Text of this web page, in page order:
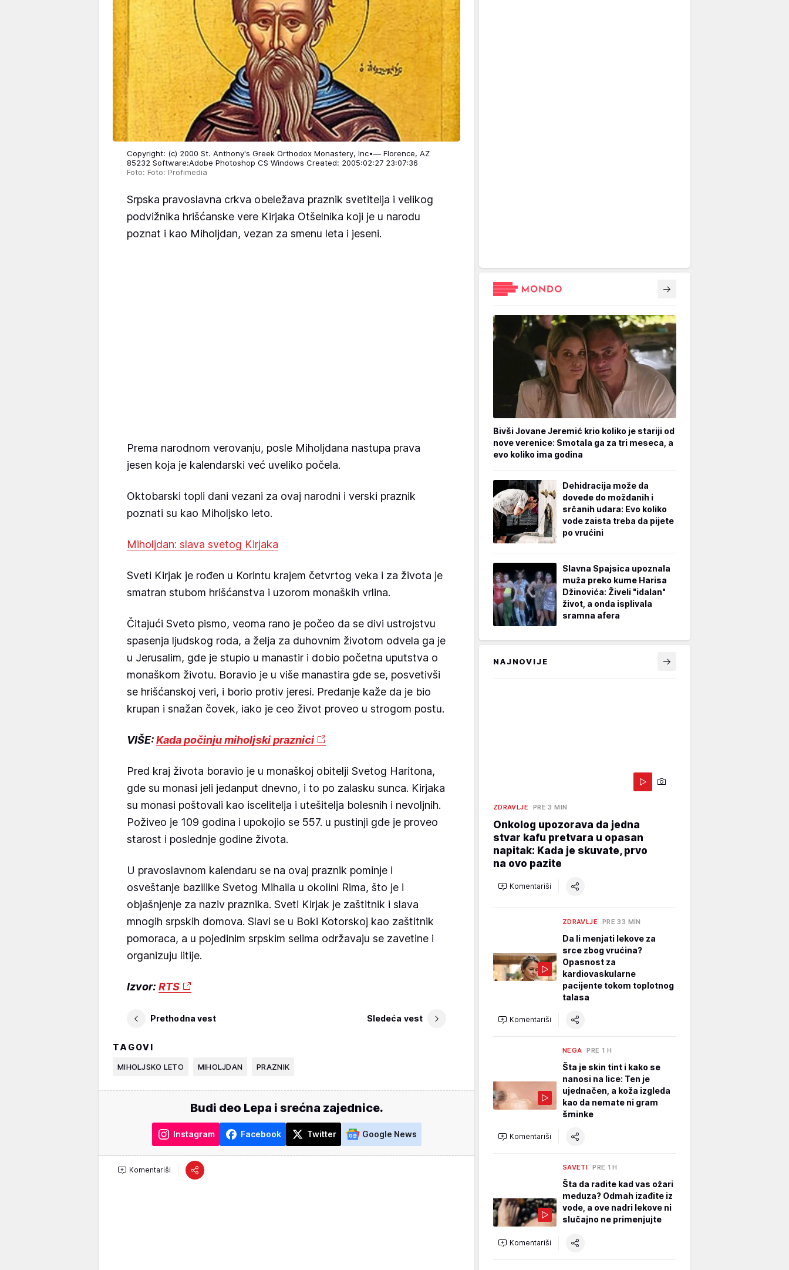
Copyright: (c) 2000 St. Anthony's Greek Orthodox Monastery, Inc•— Florence, AZ
85232 Software:Adobe Photoshop CS Windows Created: 2005:02:27 23:07:36
Foto: Foto: Profimedia
Srpska pravoslavna crkva obeležava praznik svetitelja i velikog
podvižnika hrišćanske vere Kirjaka Otšelnika koji je u narodu
poznat i kao Miholjdan, vezan za smenu leta i jeseni.
Prema narodnom verovanju, posle Miholjdana nastupa prava
jesen koja je kalendarski već uveliko počela.
Oktobarski topli dani vezani za ovaj narodni i verski praznik
poznati su kao Miholjsko leto.
Miholjdan: slava svetog Kirjaka
Sveti Kirjak je rođen u Korintu krajem četvrtog veka i za života je
smatran stubom hrišćanstva i uzorom monaških vrlina.
Čitajući Sveto pismo, veoma rano je počeo da se divi ustrojstvu
spasenja ljudskog roda, a želja za duhovnim životom odvela ga je
u Jerusalim, gde je stupio u manastir i dobio početna uputstva o
monaškom životu. Boravio je u više manastira gde se, posvetivši
se hrišćanskoj veri, i borio protiv jeresi. Predanje kaže da je bio
krupan i snažan čovek, iako je ceo život proveo u strogom postu.
VIŠE:Kada počinju miholjski praznici
Pred kraj života boravio je u monaškoj obitelji Svetog Haritona,
gde su monasi jeli jedanput dnevno, i to po zalasku sunca. Kirjaka
su monasi poštovali kao iscelitelja i utešitelja bolesnih i nevoljnih.
Poživeo je 109 godina i upokojio se 557. u pustinji gde je proveo
starost i poslednje godine života.
U pravoslavnom kalendaru se na ovaj praznik pominje i
osveštanje bazilike Svetog Mihaila u okolini Rima, što je i
objašnjenje za naziv praznika. Sveti Kirjak je zaštitnik i slava
mnogih srpskih domova. Slavi se u Boki Kotorskoj kao zaštitnik
pomoraca, a u pojedinim srpskim selima održavaju se zavetine i
organizuju litije.
Izvor: RTS
Prethodna vest Sledeća vest
TAGOVI
MIHOLJSKO LETO MIHOLJDAN PRAZNIK
Budi deo Lepa i srećna zajednice.
Instagram Facebook Twitter Google News
Komentariši
Bivši Jovane Jeremić krio koliko je stariji od
nove verenice: Smotala ga za tri meseca, a
evo koliko ima godina
Dehidracija može da
dovede do moždanih i
srčanih udara: Evo koliko
vode zaista treba da pijete
po vrućini
Slavna Spajsica upoznala
muža preko kume Harisa
Džinovića: Živeli "idalan"
život, a onda isplivala
sramna afera
NAJNOVIJE
ZDRAVLJE PRE 3 MIN
Onkolog upozorava da jedna
stvar kafu pretvara u opasan
napitak: Kada je skuvate, prvo
na ovo pazite
Komentariši
ZDRAVLJE PRE 33 MIN
Da li menjati lekove za
srce zbog vrućina?
Opasnost za
kardiovaskularne
pacijente tokom toplotnog
talasa
Komentariši
NEGA PRE 1 H
Šta je skin tint i kako se
nanosi na lice: Ten je
ujednačen, a koža izgleda
kao da nemate ni gram
šminke
Komentariši
SAVETI PRE 1 H
Šta da radite kad vas ožari
meduza? Odmah izađite iz
vode, a ove nadri lekove ni
slučajno ne primenjujte
Komentariši